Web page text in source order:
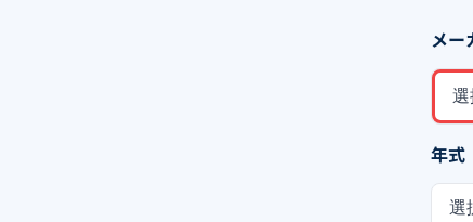
メー
選
年式
選